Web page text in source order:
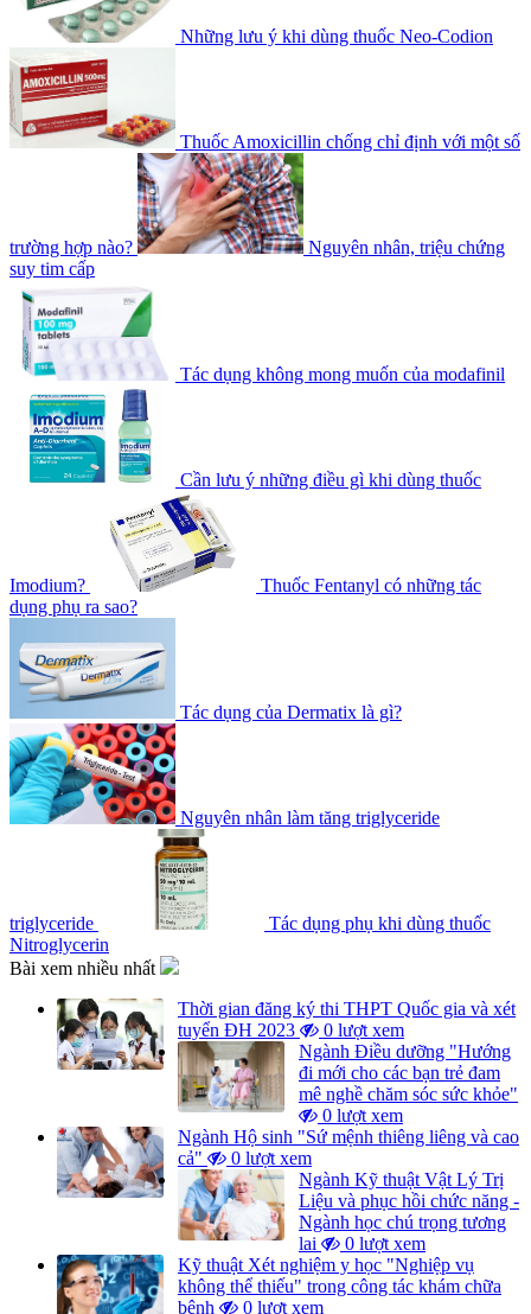
Những lưu ý khi dùng thuốc Neo-Codion
Thuốc Amoxicillin chống chỉ định với một số
trường hợp nào?
Nguyên nhân, triệu chứng
suy tim cấp
Tác dụng không mong muốn của modafinil
Cần lưu ý những điều gì khi dùng thuốc
Imodium?
Thuốc Fentanyl có những tác
dụng phụ ra sao?
Tác dụng của Dermatix là gì?
Nguyên nhân làm tăng triglyceride
triglyceride
Tác dụng phụ khi dùng thuốc
Nitroglycerin
Bài xem nhiều nhất
Thời gian đăng ký thi THPT Quốc gia và xét
tuyển ĐH 2023
0 lượt xem
Ngành Điều dưỡng "Hướng
đi mới cho các bạn trẻ đam
mê nghề chăm sóc sức khỏe"
0 lượt xem
Ngành Hộ sinh "Sứ mệnh thiêng liêng và cao
cả"
0 lượt xem
Ngành Kỹ thuật Vật Lý Trị
Liệu và phục hồi chức năng -
Ngành học chú trọng tương
lai
0 lượt xem
Kỹ thuật Xét nghiệm y học "Nghiệp vụ
không thể thiếu" trong công tác khám chữa
bệnh
0 lượt xem